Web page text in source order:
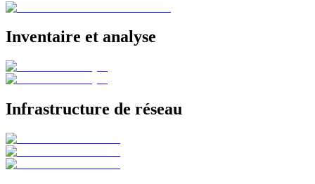
Inventaire et analyse
Infrastructure de réseau